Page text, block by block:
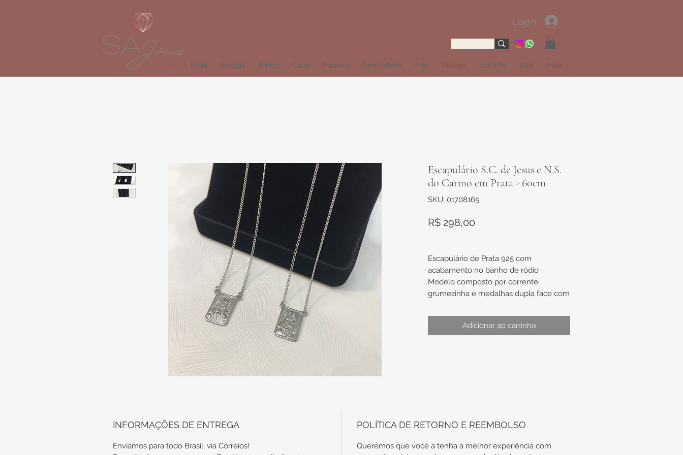
Login
Início Relógio Brinco Colar Pulseira Tornozeleira Anel Aliança Linha Fé Kids Mais
Escapulário S.C. de Jesus e N.S.
do Carmo em Prata - 60cm
SKU: 01708165
R$ 298,00
Escapulário de Prata 925 com
acabamento no banho de ródio
Modelo composto por corrente
grumezinha e medalhas dupla face com
Carmo e Sagrado Coração de Jesus.
Obs.: todas as nossas peças em Prata
Adicionar ao carrinho
INFORMAÇÕES DE ENTREGA
Enviamos para todo Brasil, via Correios!
POLÍTICA DE RETORNO E REEMBOLSO
Queremos que você a tenha a melhor experiência com